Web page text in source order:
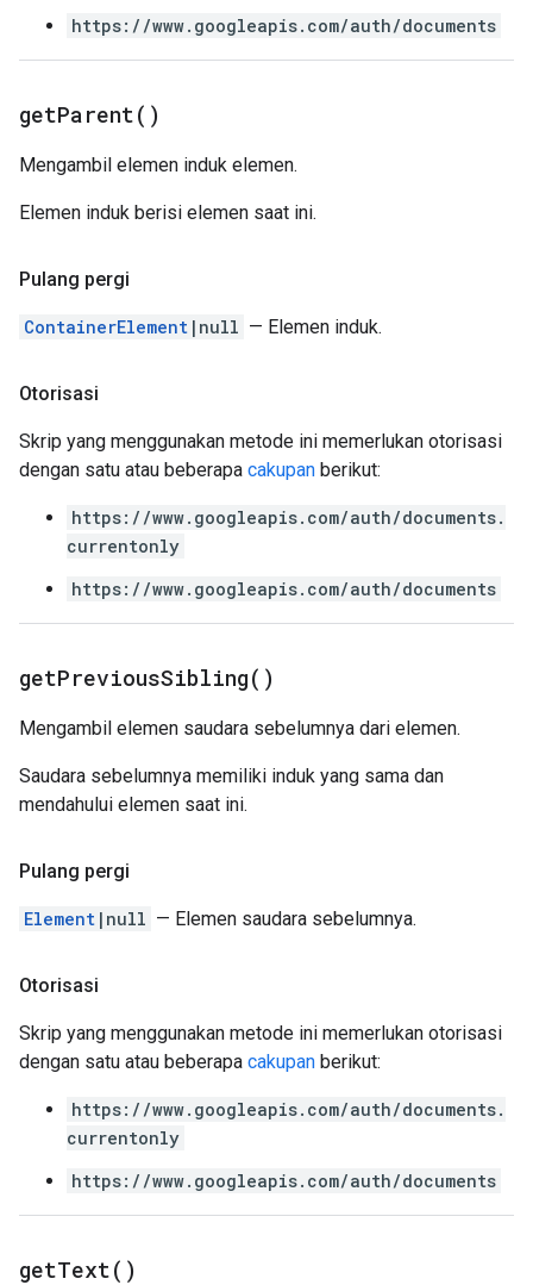
https://www.googleapis.com/auth/documents
getParent( )
Mengambil elemen induk elemen.
Elemen induk berisi elemen saat ini.
Pulang pergi
ContainerElement |null — Elemen induk.
Otorisasi
Skrip yang menggunakan metode ini memerlukan otorisasi
dengan satu atau beberapa cakupan berikut:
https://www.googleapis.com/auth/documents.
currentonly
https://www.googleapis.com/auth/documents
getPreviousSibling( )
Mengambil elemen saudara sebelumnya dari elemen.
Saudara sebelumnya memiliki induk yang sama dan
mendahului elemen saat ini.
Pulang pergi
Element |null — Elemen saudara sebelumnya.
Otorisasi
Skrip yang menggunakan metode ini memerlukan otorisasi
dengan satu atau beberapa cakupan berikut:
https://www.googleapis.com/auth/documents.
currentonly
https://www.googleapis.com/auth/documents
getText( )